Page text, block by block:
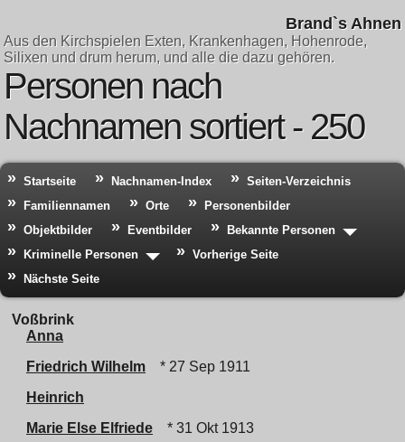
Brand`s Ahnen
Aus den Kirchspielen Exten, Krankenhagen, Hohenrode,
Silixen und drum herum, und alle die dazu gehören.
Personen nach
Nachnamen sortiert - 250
Startseite Nachnamen-Index
Seiten-Verzeichnis
Familiennamen
Orte
Personenbilder
Objektbilder
Eventbilder
Bekannte Personen
Kriminelle Personen
Vorherige Seite
Nächste Seite
Voßbrink
Anna
Friedrich Wilhelm
* 27 Sep 1911
Heinrich
Marie Else Elfriede
* 31 Okt 1913